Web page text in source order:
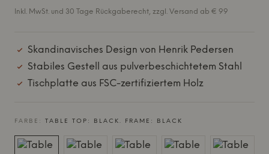
Inkl. MwSt. und 30 Tage Rückgaberecht, zzgl. Versand ab € 99
Skandinavisches Design von Henrik Pedersen
Stabiles Gestell aus pulverbeschichtetem Stahl
Tischplatte aus FSC-zertifiziertem Holz
FARBE: TABLE TOP: BLACK. FRAME: BLACK